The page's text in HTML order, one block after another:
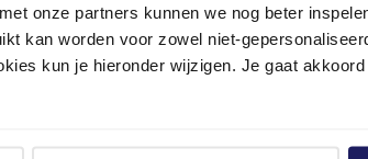
onze partners kunnen we nog beter
kan worden voor zowel niet-
kun je hieronder wijzigen. Je gaat